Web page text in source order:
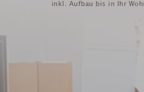
inkl. Aufbau bis in Ihr